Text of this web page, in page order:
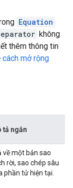
Equation
không
thêm thông tin
mở rộng
tả ngắn
về một bản sao
rời, sao chép sâu
phần tử hiện tại.